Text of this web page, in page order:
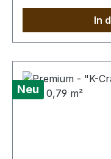
wenig
erhalten Sie ein
In
Neu